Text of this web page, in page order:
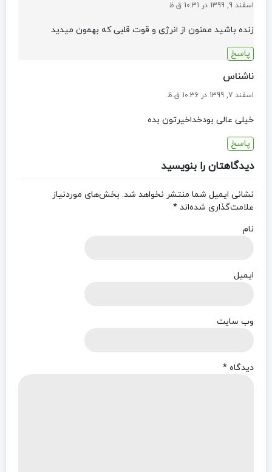
اسفند 9, 1399 در 10:31 ق.ظ
زنده باشید ممنون از انرژی و قوت قلبی که بهمون میدید
پاسخ
ناشناس
اسفند 7, 1399 در 10:36 ق.ظ
خیلی عالی بودخداخیرتون بده
پاسخ
دیدگاهتان را بنویسید
نشانی ایمیل شما منتشر نخواهد شد. بخش‌های موردنیاز
علامت‌گذاری شده‌اند *
نام
ایمیل
وب‌ سایت
دیدگاه *